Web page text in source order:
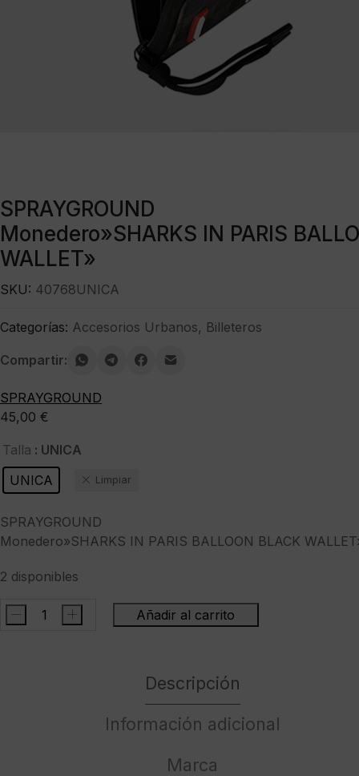
SPRAYGROUND
Monedero»SHARKS IN PARIS
WALLET»
45,00 €
Talla : UNICA
UNICA
Limpiar
SPRAYGROUND
Monedero»SHARKS IN PARIS BALLOON BLACK
2 disponibles
SPRAYGROUNDMonedero"SHARKS
- + Añadir al carrito
SKU: 40768UNICA
Categorías: Accesorios Urbanos, Billeteros
Compartir:
SPRAYGROUND
Descripción
Información adicional
Marca